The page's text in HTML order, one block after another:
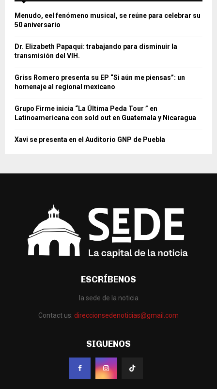
Menudo, eel fenómeno musical, se reúne para celebrar su
50 aniversario
Dr. Elizabeth Papaqui: trabajando para disminuir la
transmisión del VIH.
Griss Romero presenta su EP “Si aún me piensas”: un
homenaje al regional mexicano
Grupo Firme inicia “La Última Peda Tour ” en
Latinoamericana con sold out en Guatemala y Nicaragua
Xavi se presenta en el Auditorio GNP de Puebla
ESCRÍBENOS
la sede de la noticia
Contact us: direccionsedenoticias@gmail.com
SIGUENOS